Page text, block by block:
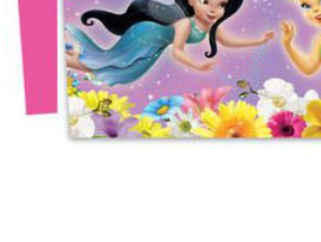
POUR
LE
GATEAU
PAR
ARTICLE